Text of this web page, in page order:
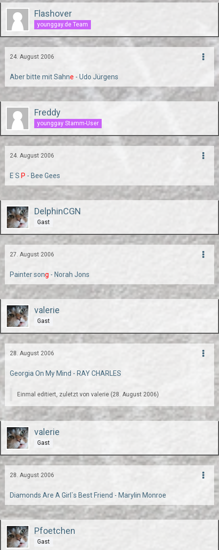
Flashover
younggay.de Team
24. August 2006
Aber bitte mit Sahne - Udo Jürgens
Freddy
younggay Stamm-User
24. August 2006
E S P - Bee Gees
DelphinCGN
Gast
27. August 2006
Painter song - Norah Jons
valerie
Gast
28. August 2006
Georgia On My Mind - RAY CHARLES
Einmal editiert, zuletzt von valerie (28. August 2006)
valerie
Gast
28. August 2006
Diamonds Are A Girl`s Best Friend - Marylin Monroe
Pfoetchen
Gast